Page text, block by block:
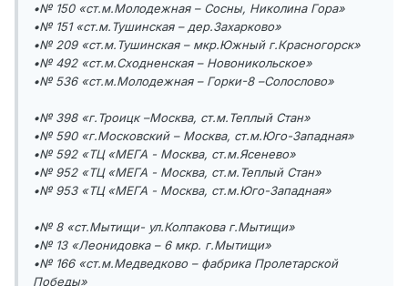
•№ 150 «ст.м.Молодежная – Сосны, Николина Гора»
•№ 151 «ст.м.Тушинская – дер.Захарково»
•№ 209 «ст.м.Тушинская – мкр.Южный г.Красногорск»
•№ 492 «ст.м.Сходненская – Новоникольское»
•№ 536 «ст.м.Молодежная – Горки-8 –Солослово»
•№ 398 «г.Троицк –Москва, ст.м.Теплый Стан»
•№ 590 «г.Московский – Москва, ст.м.Юго-Западная»
•№ 592 «ТЦ «МЕГА - Москва, ст.м.Ясенево»
•№ 952 «ТЦ «МЕГА - Москва, ст.м.Теплый Стан»
•№ 953 «ТЦ «МЕГА - Москва, ст.м.Юго-Западная»
•№ 8 «ст.Мытищи- ул.Колпакова г.Мытищи»
•№ 13 «Леонидовка – 6 мкр. г.Мытищи»
•№ 166 «ст.м.Медведково – фабрика Пролетарской
Победы»